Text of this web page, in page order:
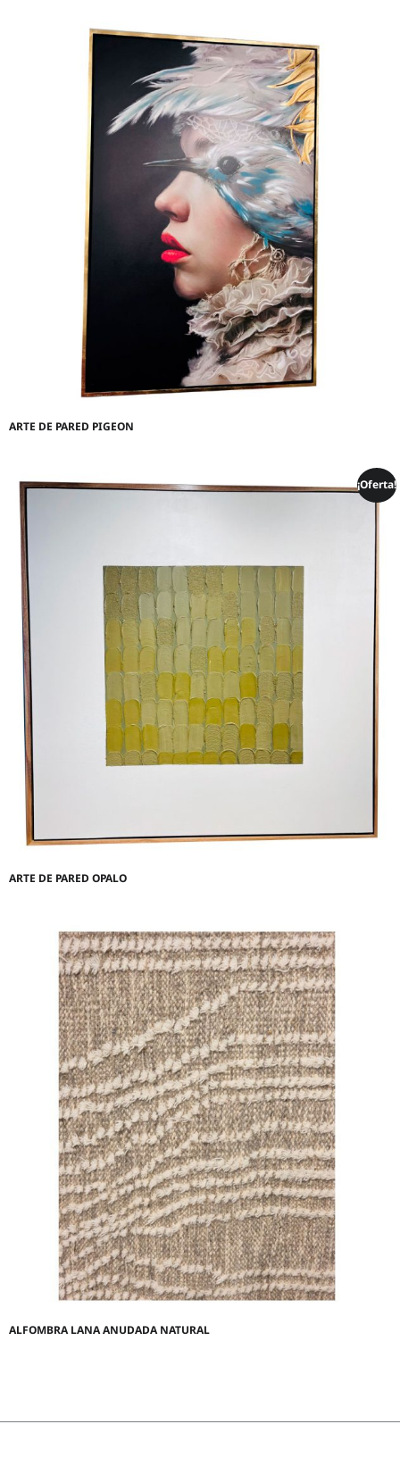
ARTE DE PARED PIGEON
¡Oferta!
ARTE DE PARED OPALO
ALFOMBRA LANA ANUDADA NATURAL